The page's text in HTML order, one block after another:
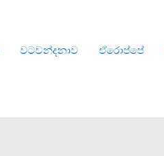
වටවන්දනාව ඒරොප්පේ